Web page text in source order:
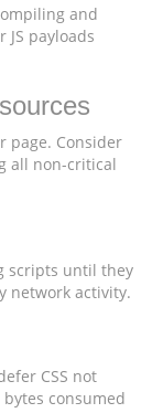
and
JS payloads
page. Consider
all non-critical
scripts until they
network activity.
CSS not
consumed